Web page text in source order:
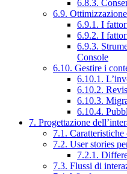
6.8.3.
6.9.
6.9.1. I
6.9.2. I
6.9.3.
Console
6.10. Gestire i
6.10.1.
6.10.2.
6.10.3.
6.10.4.
7. Progettazione
7.1. Caratteristiche
7.2. User stories
7.2.1.
7.3. Flussi di